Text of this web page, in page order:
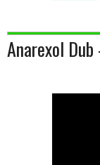
Anarexol